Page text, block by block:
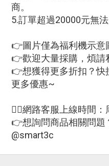
商。
5.訂單超過20000元無法
👉圖片僅為福利機示意
👉歡迎大量採購，煩請
👉想獲得更多折扣？快
更多優惠~
🙋‍♀網路客服上線時間
👉想詢問商品相關問題
@smart3c